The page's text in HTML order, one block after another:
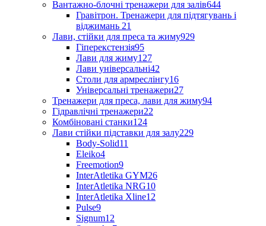
Вантажно-блочні тренажери для залів644
Гравітрон. Тренажери для підтягувань і
віджимань 21
Лави, стійки для преса та жиму929
Гіперекстензія95
Лави для жиму127
Лави універсальні42
Столи для армреслінгу16
Універсальні тренажери27
Тренажери для преса, лави для жиму94
Гідравлічні тренажери22
Комбіновані станки124
Лави стійки підставки для залу229
Body-Solid11
Eleiko4
Freemotion9
InterAtletika GYM26
InterAtletika NRG10
InterAtletika Xline12
Pulse9
Signum12